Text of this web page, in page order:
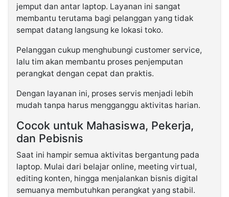
jemput dan antar laptop. Layanan ini sangat
membantu terutama bagi pelanggan yang tidak
sempat datang langsung ke lokasi toko.
Pelanggan cukup menghubungi customer service,
lalu tim akan membantu proses penjemputan
perangkat dengan cepat dan praktis.
Dengan layanan ini, proses servis menjadi lebih
mudah tanpa harus mengganggu aktivitas harian.
Cocok untuk Mahasiswa, Pekerja,
dan Pebisnis
Saat ini hampir semua aktivitas bergantung pada
laptop. Mulai dari belajar online, meeting virtual,
editing konten, hingga menjalankan bisnis digital
semuanya membutuhkan perangkat yang stabil.